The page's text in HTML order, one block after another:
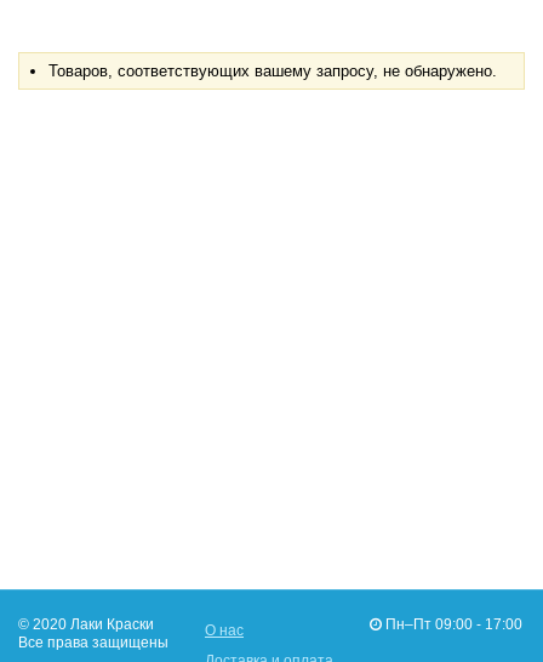
Товаров, соответствующих вашему запросу, не обнаружено.
© 2020 Лаки Краски
Все права защищены
О нас
Пн–Пт 09:00 - 17:00